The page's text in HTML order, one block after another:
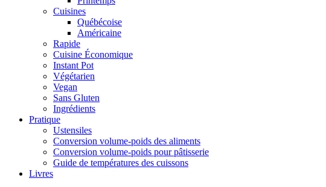
Cuisines
Québécoise
Américaine
Rapide
Cuisine Économique
Instant Pot
Végétarien
Vegan
Sans Gluten
Ingrédients
Pratique
Ustensiles
Conversion volume-poids des aliments
Conversion volume-poids pour pâtisserie
Guide de températures des cuissons
Livres